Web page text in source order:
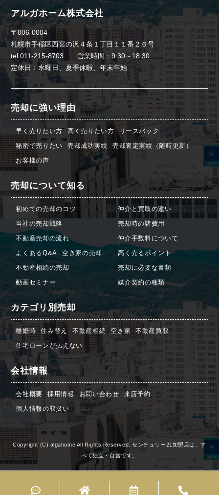
アルガホーム株式会社
〒006-0004
札幌市手稲区西宮の沢４条１丁目１１番２６号
tel.011-215-8703 営業時間：9:30～18:30
定休日：水曜日、夏季休暇、年末年始
売却に強い理由
早く売りたい方 高く売りたい方
リースバック
秘密で売りたい
売却成功実績
売却査定実績（随時更新）
お客様の声
売却について知る
初めての売却のコツ
当社の売却戦略
不動産売却の流れ
よくあるQ&A
空き家の売却
不動産相続の売却
動画セミナー
仲介と買取の違い
売却時の諸費用
仲介手数料について
高く売るポイント
売却に必要な書類
媒介契約の種類
カテゴリ別売却
離婚時 住み替え 不動産相続 空き家
不動産買取
住宅ローンが払えない
会社情報
会社概要 採用情報 お問い合わせ
来店予約
個人情報の取扱い
Copyright (C) algahome All Rights Reserved. センチュリー21加盟店は、す
べて独立・自営です。